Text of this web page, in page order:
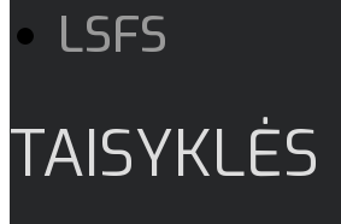
LSFS
TAISYKLĖS